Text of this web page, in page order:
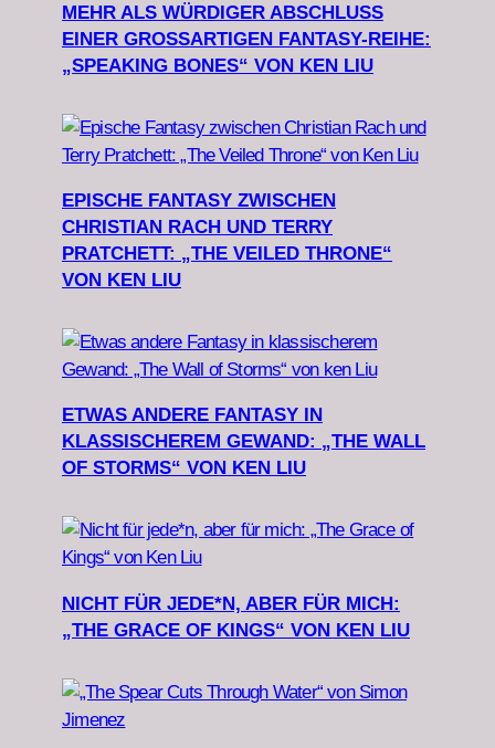
MEHR ALS WÜRDIGER ABSCHLUSS
EINER GROSSARTIGEN FANTASY-REIHE: „
SPEAKING BONES“ VON KEN LIU
EPISCHE FANTASY ZWISCHEN
CHRISTIAN RACH UND TERRY
PRATCHETT: „THE VEILED THRONE“
VON KEN LIU
ETWAS ANDERE FANTASY IN
KLASSISCHEREM GEWAND: „THE WALL
OF STORMS“ VON KEN LIU
NICHT FÜR JEDE*N, ABER FÜR MICH:
„THE GRACE OF KINGS“ VON KEN LIU